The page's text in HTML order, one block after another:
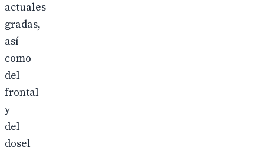
actuales
gradas,
así
como
del
frontal
y
del
dosel